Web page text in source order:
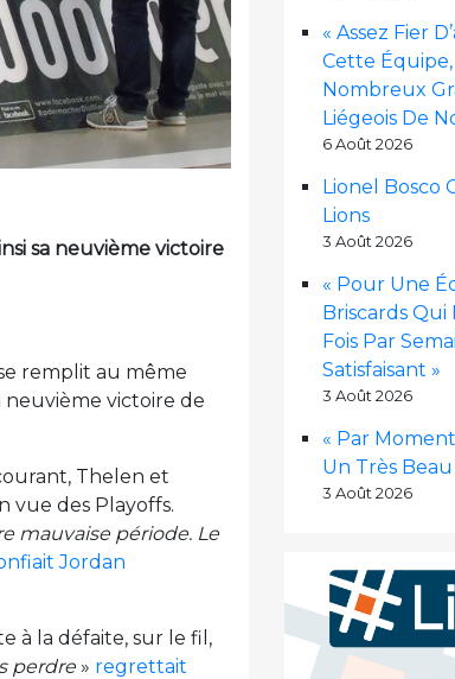
sa neuvième victoire
remplit au même
victoire de
Thelen et
vue des Playoffs.
mauvaise période. Le
Jordan
à la défaite, sur le fil,
perdre» regrettait
« Assez Fier
Cette
Nombreux
Liégeois De
6 Août 2026
Lionel Bosco
Lions
3 Août 2026
« Pour Une
Briscards Qui
Fois Par
Satisfaisant »
3 Août 2026
« Par
Un Très
3 Août 2026